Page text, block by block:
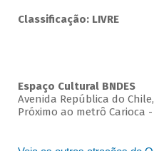
Classificação: LIVRE
Espaço Cultural BNDES
Avenida República do
Próximo ao metrô Carioca -